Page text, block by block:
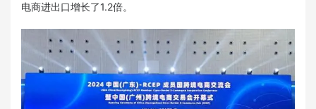
电商进出口增长了1.2倍。